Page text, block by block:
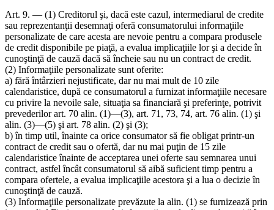
Art. 9. — (1) Creditorul şi, dacă este cazul, intermediarul de credite
sau reprezentanţii desemnaţi oferă consumatorului informaţiile
personalizate de care acesta are nevoie pentru a compara produsele
de credit disponibile pe piaţă, a evalua implicaţiile lor şi a decide în
cunoştinţă de cauză dacă să încheie sau nu un contract de credit.
(2) Informaţiile personalizate sunt oferite:
a) fără întârzieri nejustificate, dar nu mai mult de 10 zile
calendaristice, după ce consumatorul a furnizat informaţiile necesare
cu privire la nevoile sale, situaţia sa financiară şi preferinţe, potrivit
prevederilor art. 70 alin. (1)—(3), art. 71, 73, 74, art. 76 alin. (1) şi
alin. (3)—(5) şi art. 78 alin. (2) şi (3);
b) în timp util, înainte ca orice consumator să fie obligat printr-un
contract de credit sau o ofertă, dar nu mai puţin de 15 zile
calendaristice înainte de acceptarea unei oferte sau semnarea unui
contract, astfel încât consumatorul să aibă suficient timp pentru a
compara ofertele, a evalua implicaţiile acestora şi a lua o decizie în
cunoştinţă de cauză.
(3) Informaţiile personalizate prevăzute la alin. (1) se furnizează prin